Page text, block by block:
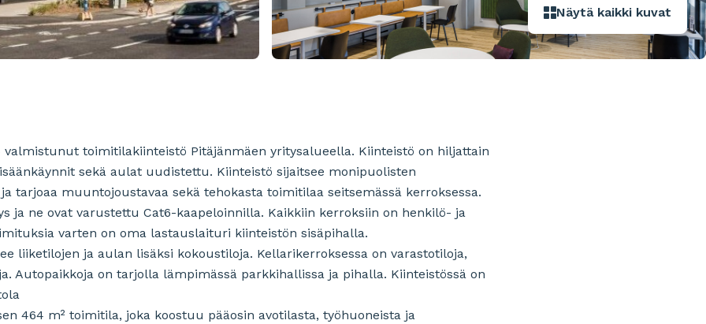
Näytä kaikki kuvat
valmistunut toimitilakiinteistö Pitäjänmäen yritysalueella. Kiinteistö on hiljattain
sekä aulat uudistettu. Kiinteistö sijaitsee monipuolisten
tarjoaa muuntojoustavaa sekä tehokasta toimitilaa seitsemässä kerroksessa.
ja ne ovat varustettu Cat6-kaapeloinnilla. Kaikkiin kerroksiin on henkilö- ja
varten on oma lastauslaituri kiinteistön sisäpihalla.
liiketilojen ja aulan lisäksi kokoustiloja. Kellarikerroksessa on varastotiloja,
Autopaikkoja on tarjolla lämpimässä parkkihallissa ja pihalla. Kiinteistössä on
464 m² toimitila, joka koostuu pääosin avotilasta, työhuoneista ja